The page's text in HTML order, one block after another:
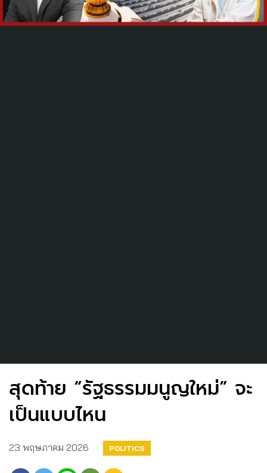
สุดท้าย “รัฐธรรมมนูญใหม่” จะ
เป็นแบบไหน
23 พฤษภาคม 2026 POLITICS